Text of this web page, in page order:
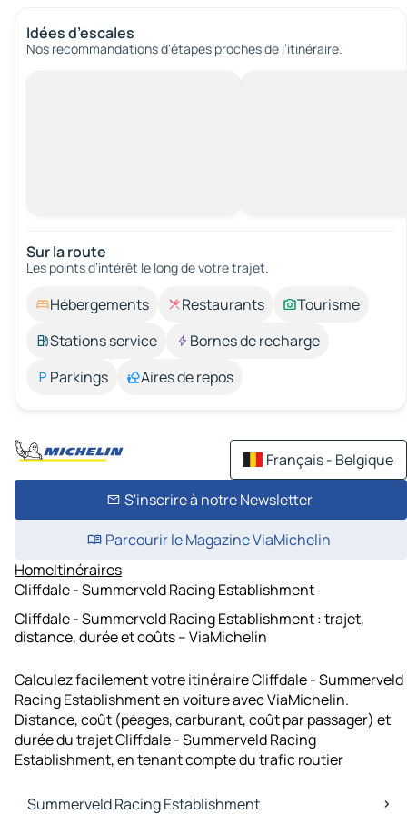
Idées d’escales
Nos recommandations d'étapes proches de l’itinéraire.
Sur la route
Les points d’intérêt le long de votre trajet.
Hébergements Restaurants
Tourisme
Stations service
Bornes de recharge
Parkings
Aires de repos
Français - Belgique
S'inscrire à notre Newsletter
Parcourir le Magazine ViaMichelin
HomeItinéraires
Cliffdale - Summerveld Racing Establishment
Cliffdale - Summerveld Racing Establishment : trajet,
distance, durée et coûts – ViaMichelin
Calculez facilement votre itinéraire Cliffdale - Summerveld
Racing Establishment en voiture avec ViaMichelin.
Distance, coût (péages, carburant, coût par passager) et
durée du trajet Cliffdale - Summerveld Racing
Establishment, en tenant compte du trafic routier
Summerveld Racing Establishment